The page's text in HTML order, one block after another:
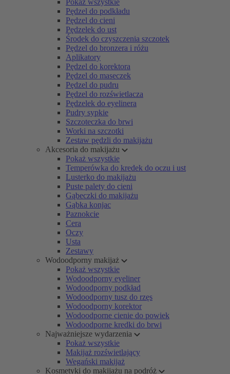
Pokaż wszystkie
Pędzel do podkładu
Pędzel do cieni
Pędzelek do ust
Środek do czyszczenia szczotek
Pędzel do bronzera i różu
Aplikatory
Pędzel do korektora
Pędzel do maseczek
Pędzel do pudru
Pędzel do rozświetlacza
Pędzelek do eyelinera
Pudry sypkie
Szczoteczka do brwi
Worki na szczotki
Zestaw pędzli do makijażu
Akcesoria do makijażu
Pokaż wszystkie
Temperówka do kredek do oczu i ust
Lusterko do makijażu
Puste palety do cieni
Gąbeczki do makijażu
Gąbka konjac
Paznokcie
Cera
Oczy
Usta
Zestawy
Wodoodporny makijaż
Pokaż wszystkie
Wodoodporny eyeliner
Wodoodporny podkład
Wodoodporny tusz do rzęs
Wodoodporny korektor
Wodoodporne cienie do powiek
Wodoodporne kredki do brwi
Najważniejsze wydarzenia
Pokaż wszystkie
Makijaż rozświetlający
Wegański makijaż
Kosmetyki do makijażu na podróż